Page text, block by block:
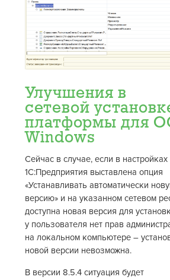
Улучшения в
сетевой
платформы для
Windows
Сейчас в случае, если в настройках
1С:Предприятия выставлена опция
«Устанавливать автоматически
версию» и на указанном сетевом
доступна новая версия для
у пользователя нет прав
на локальном компьютере –
новой версии невозможна.
В версии 8.5.4 ситуация будет